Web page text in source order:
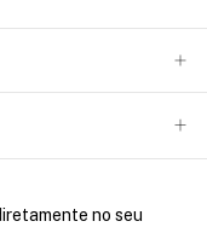
no seu